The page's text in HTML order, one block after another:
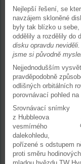
Nejlepší řešení, se
navzájem skloněné
byly tak blízko u
oddělily a rozdělily do
disku opravdu
jsme si původně
Nejjednodušším
pravděpodobně
odlišných orbitálních
porovnávací pohled
Srovnávací snímky
z Hubbleova
vesmírného
dalekohledu,
pořízené s odstupem
proti směru